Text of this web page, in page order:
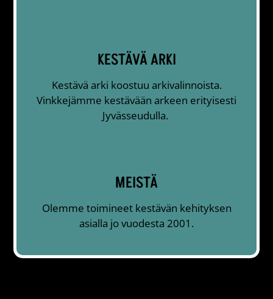
KESTÄVÄ ARKI
Kestävä arki koostuu arkivalinnoista.
Vinkkejämme kestävään arkeen erityisesti
Jyvässeudulla.
MEISTÄ
Olemme toimineet kestävän kehityksen
asialla jo vuodesta 2001.